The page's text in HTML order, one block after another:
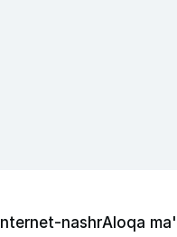
Internet-nashrAloqa